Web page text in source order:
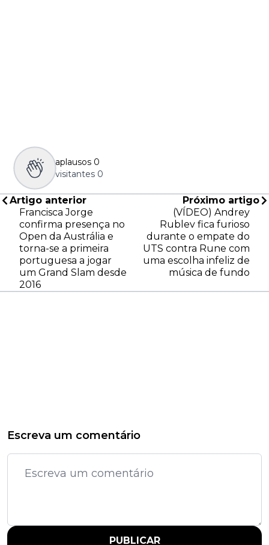
aplausos 0
visitantes 0
Artigo anterior
Francisca Jorge
confirma presença no
Open da Austrália e
torna-se a primeira
portuguesa a jogar
um Grand Slam desde
2016
Próximo artigo
(VÍDEO) Andrey
Rublev fica furioso
durante o empate do
UTS contra Rune com
uma escolha infeliz de
música de fundo
Escreva um comentário
PUBLICAR